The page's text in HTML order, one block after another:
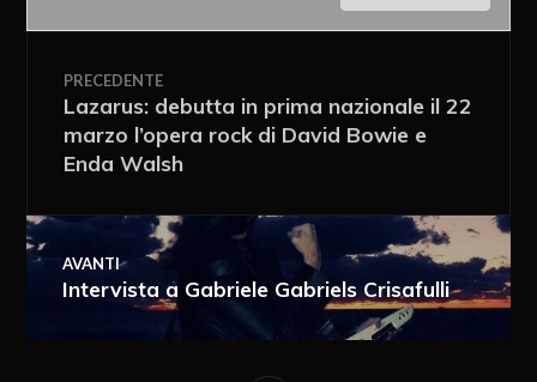
Ricevi i nuovi articoli via e-mail
PRECEDENTE
Lazarus: debutta in prima nazionale il 22
marzo l’opera rock di David Bowie e
Enda Walsh
AVANTI
Intervista a Gabriele Gabriels Crisafulli